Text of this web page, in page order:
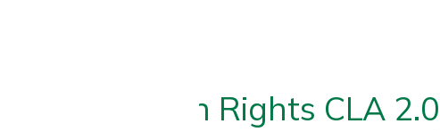
African Human Rights CLA 2.0